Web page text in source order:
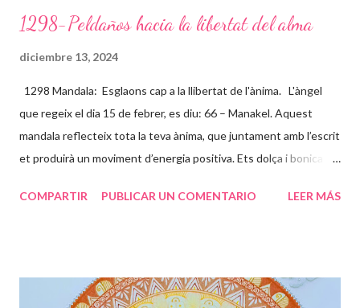
1298-Peldaños hacia la libertat del alma
diciembre 13, 2024
1298 Mandala: Esglaons cap a la llibertat de l'ànima. L'àngel
que regeix el dia 15 de febrer, es diu: 66 – Manakel. Aquest
mandala reflecteix tota la teva ànima, que juntament amb l’escrit
et produirà un moviment d’energia positiva. Ets dolça i bonica
causes socials i t’entregues amb molt d’amor incondicional, per
trobant en aquest camí, que et toca viure, uns es pugen ràpids i
COMPARTIR PUBLICAR UN COMENTARIO LEER MÁS